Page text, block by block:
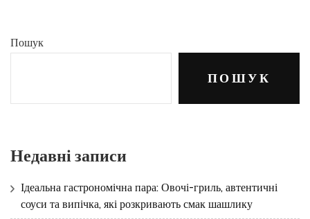
Пошук
ПОШУК
Недавні записи
Ідеальна гастрономічна пара: Овочі-гриль, автентичні
соуси та випічка, які розкривають смак шашлику